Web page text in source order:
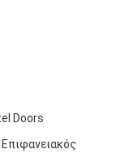
Doors
Επιφανειακός